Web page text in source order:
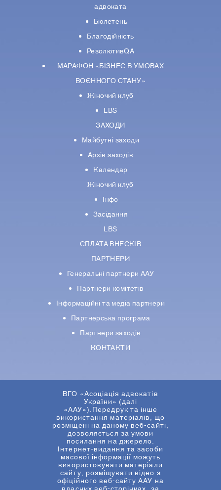
адвоката
Бюлетень
Благодійність
РезолютивQA
МАРАФОН «БІЗНЕС В УМОВАХ
ВОЄННОГО СТАНУ»
Жіночий клуб
LBS
ЗАХОДИ
Майбутні заходи
Архів заходів
Календар
Жіночий клуб
Інфо
Засідання
LBS
СПЛАТА ВНЕСКІВ
ПАРТНЕРИ
Генеральні партнери ААУ
Партнери комiтетiв
Iнформацiйнi та медіа партнери
Партнерська програма
Партнери заходів
КОНТАКТИ
ВГО «Асоціація адвокатів
України» (далі
«ААУ»).Передрук та інше
використання матеріалів, що
розміщені на даному веб-сайті,
дозволяється за умови
посилання на джерело.
Інтернет-видання та засоби
масової інформації можуть
використовувати матеріали
сайту, розміщувати відео з
офіційного веб-сайту ААУ на